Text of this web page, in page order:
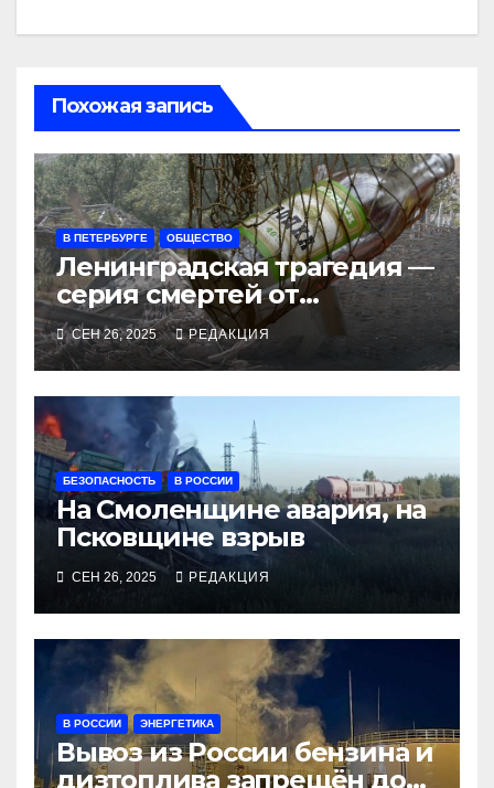
Похожая запись
В ПЕТЕРБУРГЕ ОБЩЕСТВО
Ленинградская трагедия —
серия смертей от
алкосуррогата
СЕН 26, 2025 РЕДАКЦИЯ
БЕЗОПАСНОСТЬ В РОССИИ
На Смоленщине авария, на
Псковщине взрыв
СЕН 26, 2025 РЕДАКЦИЯ
В РОССИИ ЭНЕРГЕТИКА
Вывоз из России бензина и
дизтоплива запрещён до